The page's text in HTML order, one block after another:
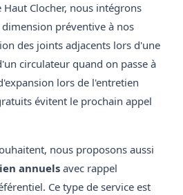
Haut Clocher, nous intégrons
préventive à nos
des joints adjacents lors d'une
circulateur quand on passe à
lors de l'entretien
évitent le prochain appel
nous proposons aussi
annuels avec rappel
Ce type de service est